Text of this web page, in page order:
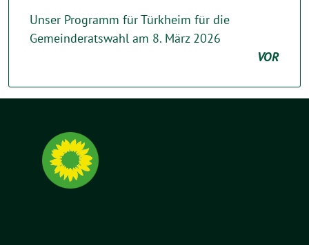
Unser Programm für Türkheim für die
Gemeinderatswahl am 8. März 2026
VOR